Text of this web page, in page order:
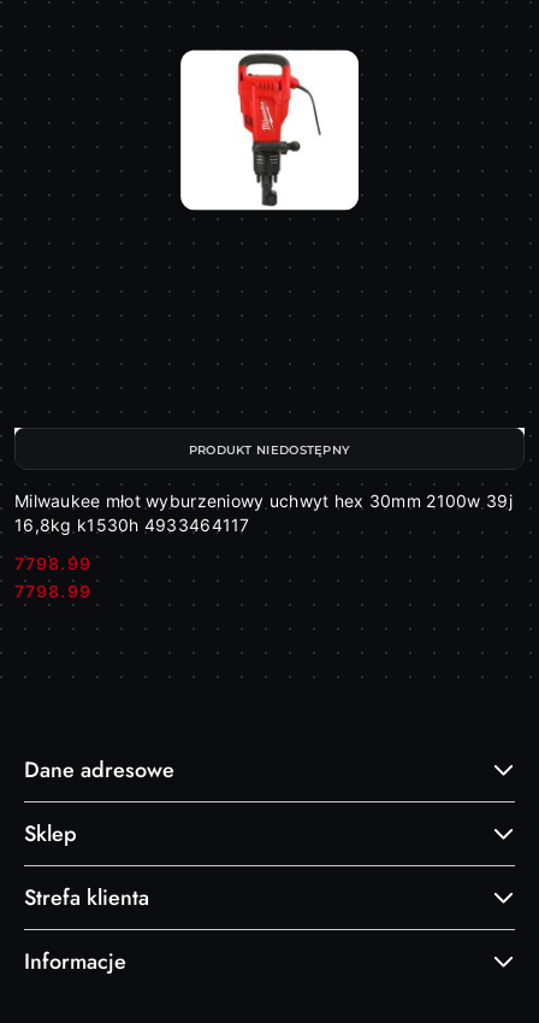
Milwaukee młot wyburzeniowy uchwyt hex 30mm 2100w 39j
16,8kg k1530h 4933464117
Cena:
7798.99
Cena:
7798.99
PRODUKT NIEDOSTĘPNY
Dane adresowe
Sklep
Strefa klienta
Informacje